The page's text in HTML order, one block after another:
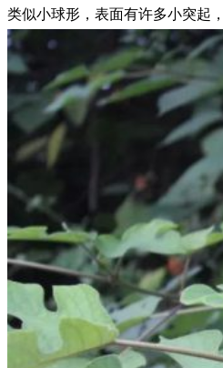
类似小球形，表面有许多小突起